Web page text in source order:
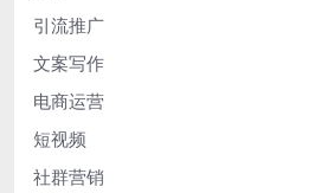
引流推广
文案写作
电商运营
短视频
社群营销